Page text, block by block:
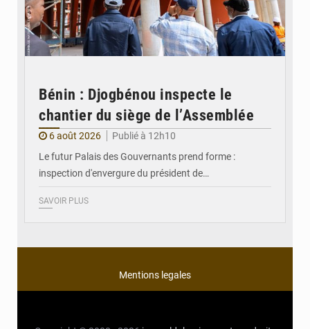
Bénin : Djogbénou inspecte le
chantier du siège de l’Assemblée
6 août 2026
Publié à 12h10
Le futur Palais des Gouvernants prend forme :
inspection d'envergure du président de…
SAVOIR PLUS
Mentions legales